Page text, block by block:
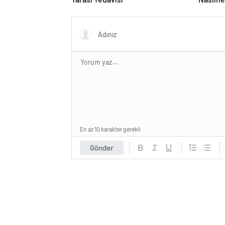
Gönder
En az 10 karakter gerekli